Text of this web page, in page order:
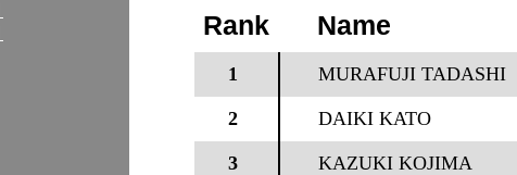
Rank Name
1 MURAFUJI TADASHI
2 DAIKI KATO
3 KAZUKI KOJIMA